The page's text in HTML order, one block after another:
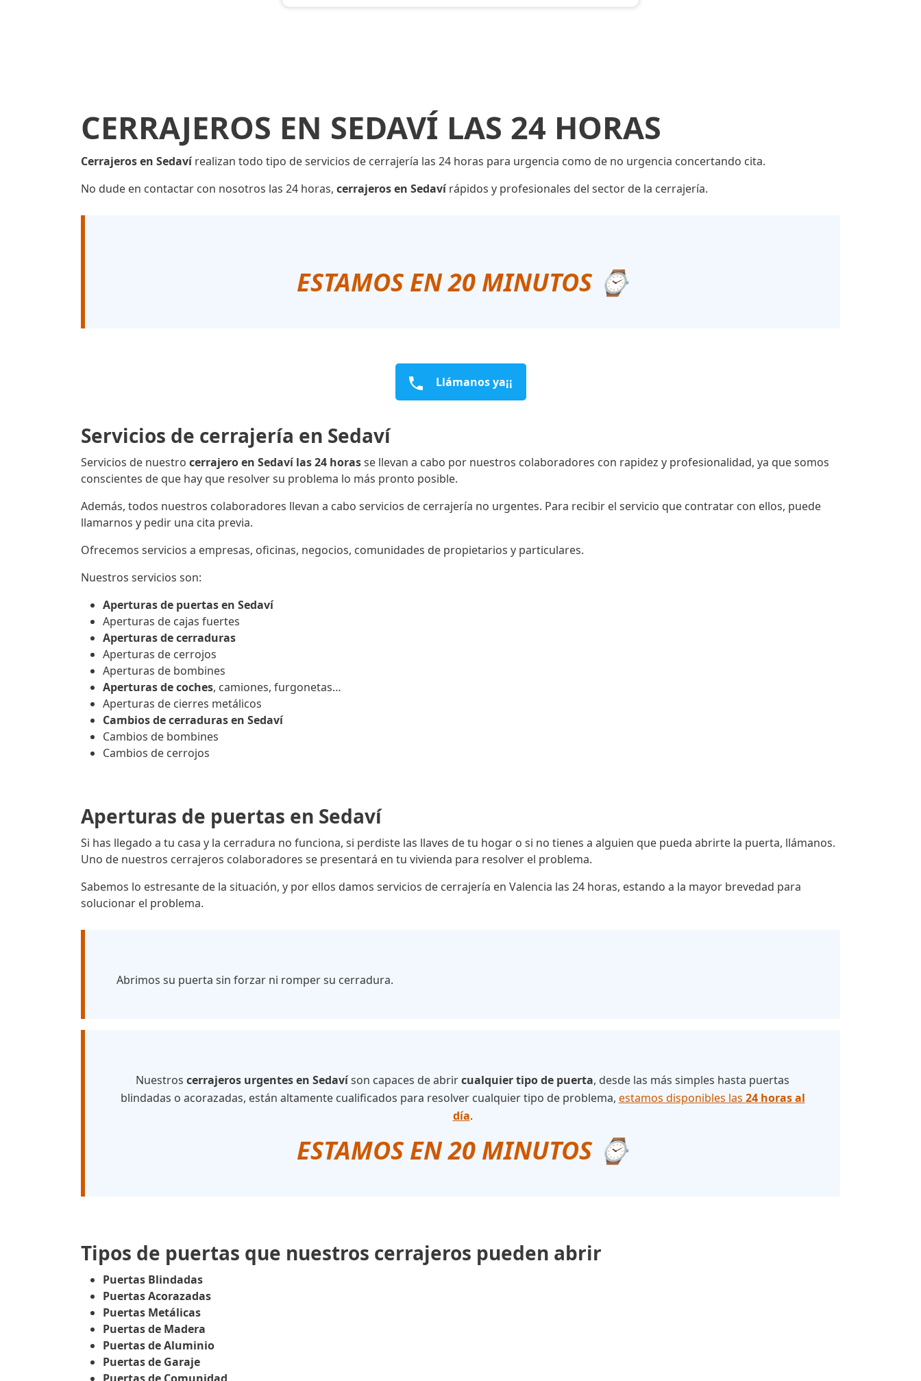
CERRAJEROS EN SEDAVÍ LAS 24 HORAS
Cerrajeros en Sedavírealizan todo tipo de servicios de cerrajería las 24 horas para urgencia como de no urgencia concertando cita.
No dude en contactar con nosotros las 24 horas, cerrajeros en Sedavírápidos y profesionales del sector de la cerrajería.
ESTAMOS EN 20 MINUTOS ⌚
Llámanos ya¡¡
Servicios de cerrajería en Sedaví
Servicios de nuestro cerrajero en Sedaví las 24 horasse llevan a cabo por nuestros colaboradores con rapidez y profesionalidad, ya que somos
conscientes de que hay que resolver su problema lo más pronto posible.
Además, todos nuestros colaboradores llevan a cabo servicios de cerrajería no urgentes. Para recibir el servicio que contratar con ellos, puede
llamarnos y pedir una cita previa.
Ofrecemos servicios a empresas, oficinas, negocios, comunidades de propietarios y particulares.
Nuestros servicios son:
Aperturas de puertas en Sedaví
Aperturas de cajas fuertes
Aperturas de cerraduras
Aperturas de cerrojos
Aperturas de bombines
Aperturas de coches, camiones, furgonetas…
Aperturas de cierres metálicos
Cambios de cerraduras en Sedaví
Cambios de bombines
Cambios de cerrojos
Aperturas de puertas en Sedaví
Si has llegado a tu casa y la cerradura no funciona, si perdiste las llaves de tu hogar o si no tienes a alguien que pueda abrirte la puerta, llámanos.
Uno de nuestros cerrajeros colaboradores se presentará en tu vivienda para resolver el problema.
Sabemos lo estresante de la situación, y por ellos damos servicios de cerrajería en Valencia las 24 horas, estando a la mayor brevedad para
solucionar el problema.
Abrimos su puerta sin forzar ni romper su cerradura.
Nuestros cerrajeros urgentes en Sedavíson capaces de abrircualquier tipo de puerta, desde las más simples hasta puertas
blindadas o acorazadas, están altamente cualificados para resolver cualquier tipo de problema, estamos disponibles las 24 horas al
día.
ESTAMOS EN 20 MINUTOS ⌚
Tipos de puertas que nuestros cerrajeros pueden abrir
Puertas Blindadas
Puertas Acorazadas
Puertas Metálicas
Puertas de Madera
Puertas de Aluminio
Puertas de Garaje